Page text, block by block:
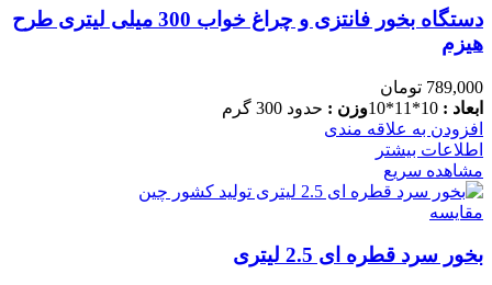
دستگاه بخور فانتزی و چراغ خواب 300 میلی لیتری طرح
هیزم
789,000 تومان
ابعاد :
وزن : حدود 300 گرم
افزودن به علاقه مندی
اطلاعات بیشتر
مشاهده سریع
مقایسه
بخور سرد قطره ای 2.5 لیتری